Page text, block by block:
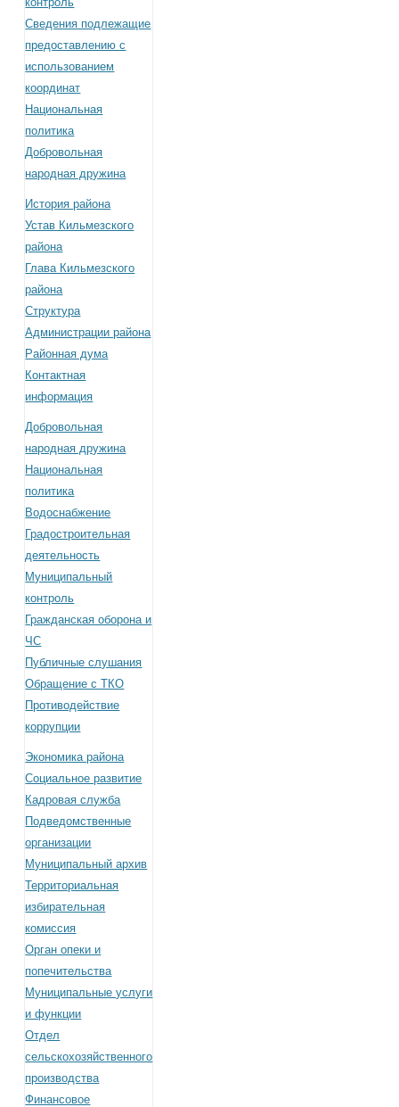
Сведения подлежащие
предоставлению с
использованием
координат
Национальная
политика
Добровольная
народная дружина
История района
Устав Кильмезского
района
Глава Кильмезского
района
Структура
Администрации района
Районная дума
Контактная
информация
Добровольная
народная дружина
Национальная
политика
Водоснабжение
Градостроительная
деятельность
Муниципальный
контроль
Гражданская оборона и
ЧС
Публичные слушания
Обращение с ТКО
Противодействие
коррупции
Экономика района
Социальное развитие
Кадровая служба
Подведомственные
организации
Муниципальный архив
Территориальная
избирательная
комиссия
Орган опеки и
попечительства
Муниципальные услуги
и функции
Отдел
сельскохозяйственного
производства
Финансовое